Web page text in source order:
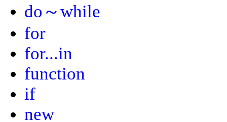
do～while
for
for...in
function
if
new